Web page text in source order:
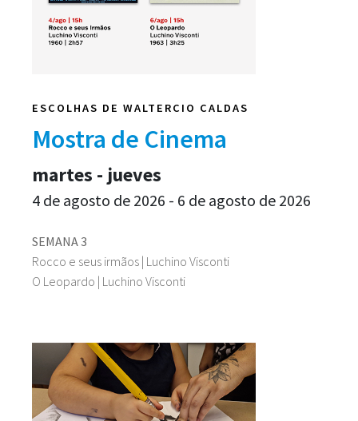
ESCOLHAS DE WALTERCIO CALDAS
Mostra de Cinema
SEMANA 3
Rocco e seus irmãos | Luchino Visconti
O Leopardo | Luchino Visconti
martes - jueves
4 de agosto de 2026 - 6 de agosto de 2026